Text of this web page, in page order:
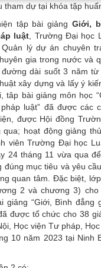
tham dự tại khóa tập
tập bài giảng Giới,
luật , Trường Đại học
lý dự án chuyên
gia trong nước và
dài suốt 3 năm
xây dựng và lấy ý
tâp bài giảng môn học
luật” đã được các
được Hội đồng
qua; hoạt động giảng
viên Trường Đại học
24 tháng 11 vừa qua
đúng mục tiêu và yêu
quan tâm. Đặc biệt,
2 và chương 3) cho
giảng “Giới, Bình đẳng
được tổ chức cho 38
Học viện Tư pháp,
10 năm 2023 tại Ninh